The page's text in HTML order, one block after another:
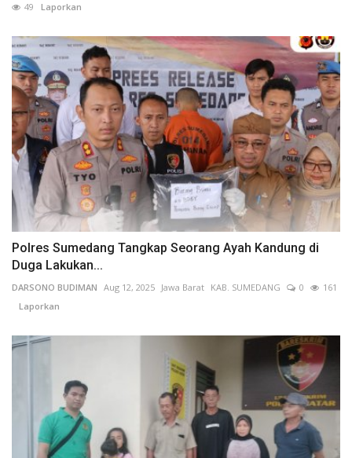
49 Laporkan
Polres Sumedang Tangkap Seorang Ayah Kandung di
Duga Lakukan...
DARSONO BUDIMAN Aug 12, 2025 Jawa Barat KAB. SUMEDANG 0
161
Laporkan